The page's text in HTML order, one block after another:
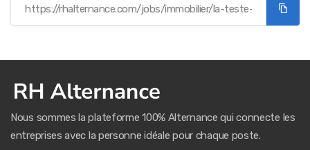
Nous sommes la plateforme 100% Alternance qui connecte les
entreprises avec la personne idéale pour chaque poste.